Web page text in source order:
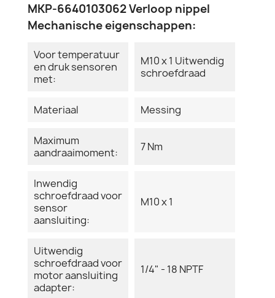
MKP-6640103062 Verloop nippel
Mechanische eigenschappen:
Voor temperatuur
en druk sensoren
met:
M10 x 1 Uitwendig
schroefdraad
Materiaal Messing
Maximum
aandraaimoment:
7 Nm
Inwendig
schroefdraad voor
sensor
aansluiting:
M10 x 1
Uitwendig
schroefdraad voor
motor aansluiting
adapter:
1/4" - 18 NPTF